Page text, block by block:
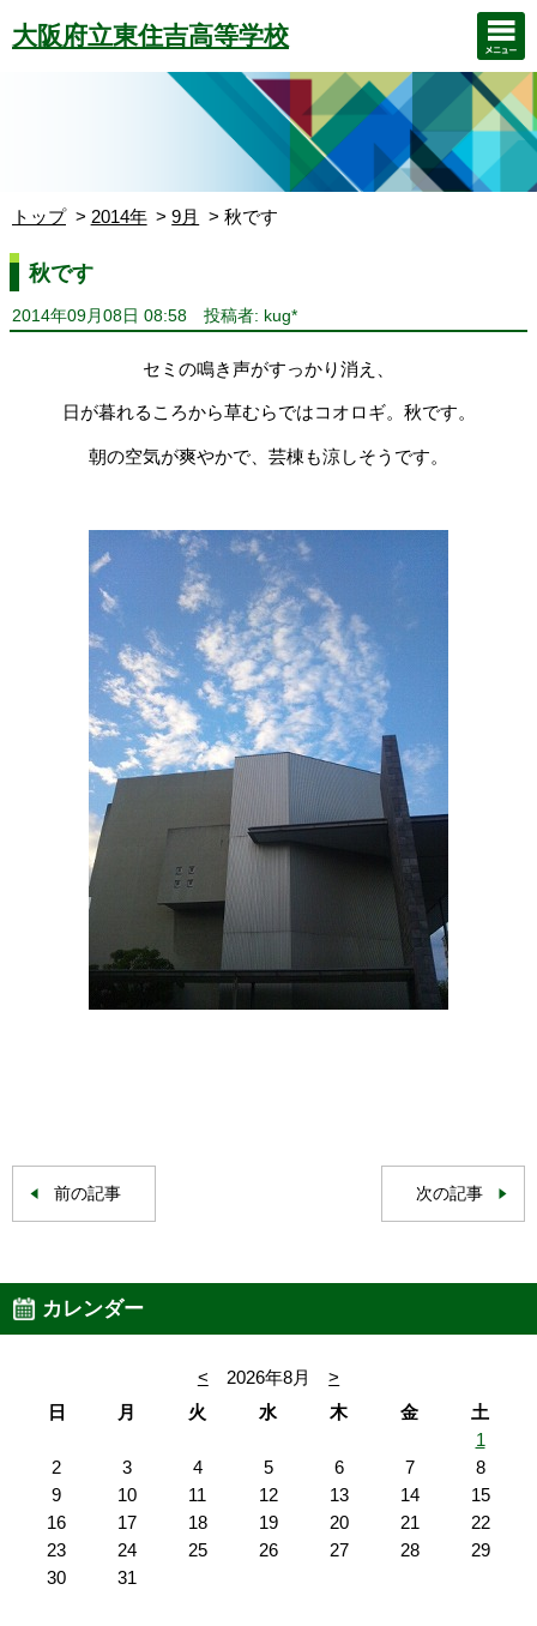
大阪府立東住吉高等学校
トップ 2014年 9月 秋です
秋です
2014年09月08日 08:58 投稿者: kug*
セミの鳴き声がすっかり消え、
日が暮れるころから草むらではコオロギ。秋です。
朝の空気が爽やかで、芸棟も涼しそうです。
前の記事 次の記事
カレンダー
< 2026年8月
>
日
月 火 水 木 金
土
1
2
3 4 5 6 7
8
9
10 11 12 13 14
15
16
17 18 19 20 21
22
23
24 25 26 27 28
29
30
31